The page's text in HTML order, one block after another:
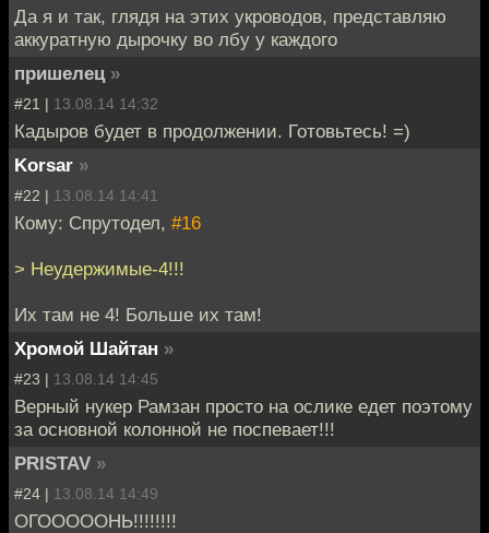
Да я и так, глядя на этих укроводов, представляю
аккуратную дырочку во лбу у каждого
пришелец »
#21 | 13.08.14 14:32
Кадыров будет в продолжении. Готовьтесь! =)
Korsar »
#22 | 13.08.14 14:41
Кому: Спрутодел, #16
> Неудержимые-4!!!
Их там не 4! Больше их там!
Хромой Шайтан »
#23 | 13.08.14 14:45
Верный нукер Рамзан просто на ослике едет поэтому
за основной колонной не поспевает!!!
PRISTAV »
#24 | 13.08.14 14:49
ОГОООООНЬ!!!!!!!!